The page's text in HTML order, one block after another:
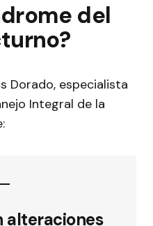
del
Dorado, especialista
Integral de la
alteraciones